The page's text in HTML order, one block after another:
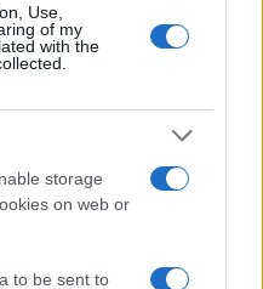
Use,
of my
with the
storage
on web or
to be sent to